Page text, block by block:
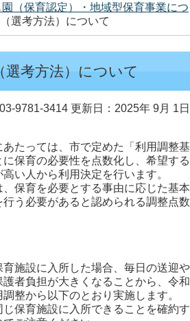
（保育認定）・地域型保育事業につ
選考方法）について
選考方法）について
9781-3414 更新日：2025年 9月 1日
たっては、市で定めた「利用調整基
保育の必要性を点数化し、希望する
い人から利用決定を行います。
保育を必要とする事由に応じた基本
う必要があると認められる調整点数
施設に入所した場合、毎日の送迎や
者負担が大きくなることから、令和
整から以下のとおり実施します。
保育施設に入所できることを確約す